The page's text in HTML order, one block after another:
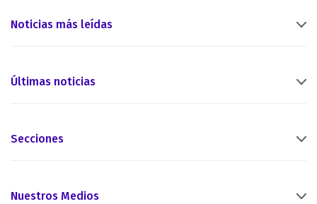
Noticias más leídas
Últimas noticias
Secciones
Nuestros Medios